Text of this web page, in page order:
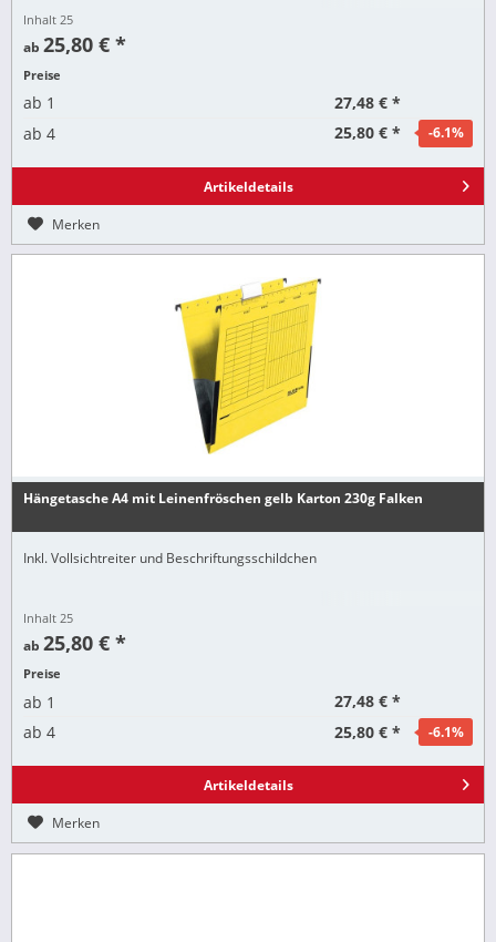
Inhalt 25
ab25,80 € *
Preise
ab 1
27,48 € *
ab 4 25,80 € * -6.1%
Artikeldetails
Merken
Hängetasche A4 mit Leinenfröschen gelb Karton 230g Falken
Inkl. Vollsichtreiter und Beschriftungsschildchen
Inhalt25
ab25,80 € *
Preise
ab 1
27,48 € *
ab 4 25,80 € * -6.1%
Artikeldetails
Merken